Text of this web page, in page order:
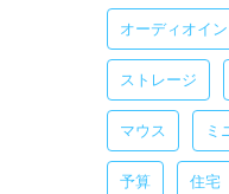
オーディオイ
ストレージ
マウス ミ
予算 住宅